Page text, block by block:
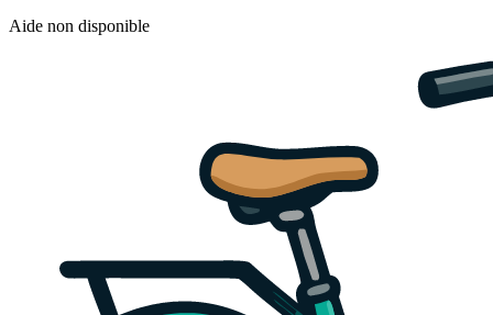
Aide non disponible